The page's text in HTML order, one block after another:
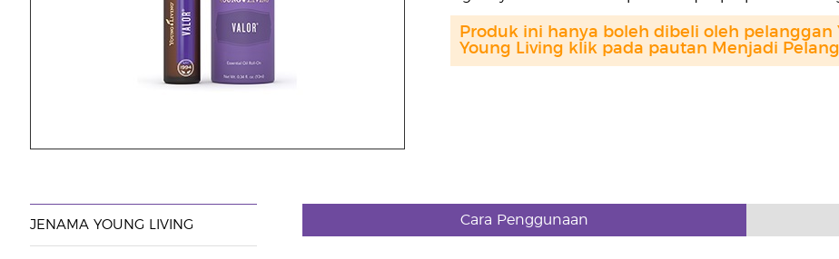
Produk ini hanya boleh dibeli oleh
Young Living klik pada pautan Menjadi
JENAMA YOUNG LIVING Cara Penggunaan